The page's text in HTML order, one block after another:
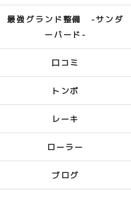
最強グランド整備 -サンダ
ーバード-
口コミ
トンボ
レーキ
ローラー
ブログ